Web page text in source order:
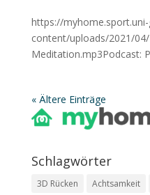
https://
content/uploads/2021/
Meditation.mp3Podcast:
« Ältere Einträge
Schlag­wör­ter
3D Rücken Achtsamkeit